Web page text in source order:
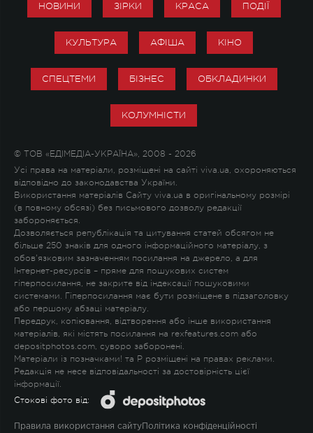
НОВИНИ ЗІРКИ КРАСА ПОДІЇ
КУЛЬТУРА АФІША КІНО
СПЕЦТЕМИ БІЗНЕС ОБКЛАДИНКИ
КОЛУМНІСТИ
© ТОВ «ЕДІМЕДІА-УКРАЇНА», 2008 - 2026
Усі права на матеріали, розміщені на сайті viva.ua, охороняються
відповідно до законодавства України.
Використання матеріалів Сайту viva.ua в оригінальному розмірі
(в повному обсязі) без письмового дозволу редакції
забороняється.
Дозволяється републікація та цитування статей обсягом не
більше 250 знаків для одного інформаційного матеріалу, з
обов'язковим зазначенням посилання на джерело, а для
Інтернет-ресурсів – пряме для пошукових систем
гіперпосилання, не закрите від індексації пошуковими
системами. Гіперпосилання має бути розміщене в підзаголовку
або першому абзаці матеріалу.
Передрук, копіювання, відтворення або інше використання
матеріалів, які містять посилання на rexfeatures.com або
depositphotos.com, суворо заборонені.
Матеріали із позначками! та P розміщені на правах реклами.
Редакція не несе відповідальності за достовірність цієї
інформації.
Стокові фото від:
Правила використання сайту Політика конфіденційності